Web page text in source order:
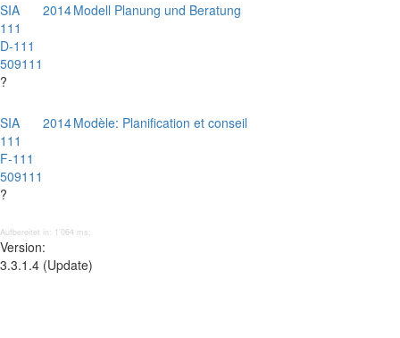
SIA
111
D-111
509111
?
2014Modell Planung und Beratung
SIA
111
F-111
509111
?
2014Modèle: Planification et conseil
Aufbereitet in: 1’064 ms;
Version:
3.3.1.4 (Update)